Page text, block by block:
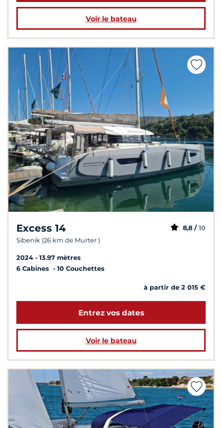
Voir le bateau
Excess 14
Sibenik (26 km de Murter )
8,8 / 10
2024
13.97 mètres
6 Cabines
10 Couchettes
à partir de 2 015 €
Entrez vos dates
Voir le bateau